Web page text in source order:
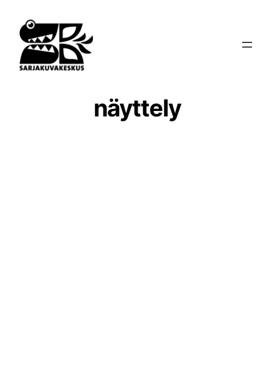
sisältöön
näyttely